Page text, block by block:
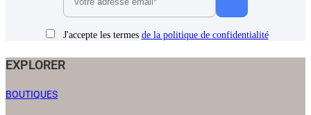
J'accepte les termes de la politique de confidentialité
EXPLORER
BOUTIQUES